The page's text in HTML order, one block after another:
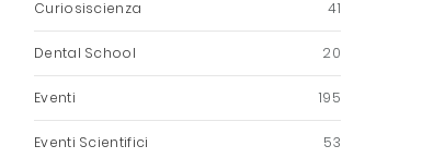
Curiosiscienza 41
Dental School 20
Eventi 195
Eventi Scientifici 53